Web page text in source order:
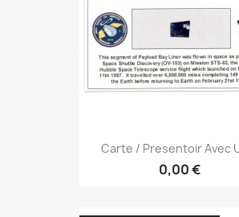
Carte / Presentoir Avec
0,00 €